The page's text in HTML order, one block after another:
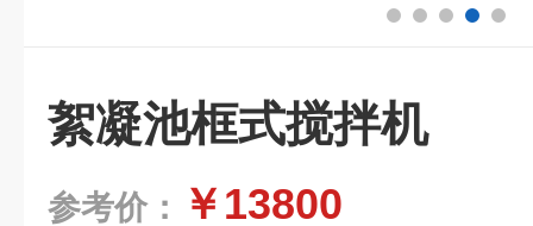
絮凝池框式搅拌机
参考价： ￥13800